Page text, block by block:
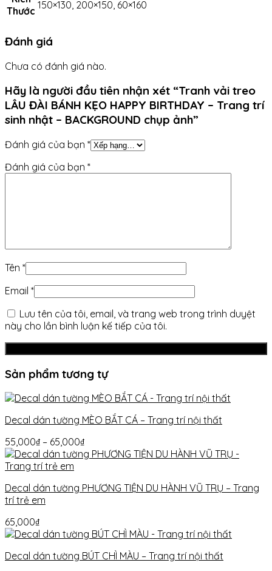
Thước 150×130, 200×150, 60×160
Đánh giá
Chưa có đánh giá nào.
Hãy là người đầu tiên nhận xét “Tranh vải treo
LÂU ĐÀI BÁNH KẸO HAPPY BIRTHDAY – Trang trí
sinh nhật – BACKGROUND chụp ảnh”
Đánh giá của bạn *
Đánh giá của bạn *
Tên *
Email *
Lưu tên của tôi, email, và trang web trong trình duyệt
này cho lần bình luận kế tiếp của tôi.
Sản phẩm tương tự
Decal dán tường MÈO BẮT CÁ – Trang trí nội thất
55,000₫ – 65,000₫
Decal dán tường PHƯƠNG TIỆN DU HÀNH VŨ TRỤ – Trang
trí trẻ em
65,000₫
Decal dán tường BÚT CHÌ MÀU – Trang trí nội thất